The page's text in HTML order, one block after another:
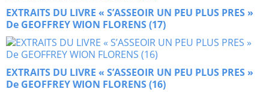
EXTRAITS DU LIVRE « S’ASSEOIR UN PEU PLUS PRES »
De GEOFFREY WION FLORENS (17)
EXTRAITS DU LIVRE « S’ASSEOIR UN PEU PLUS PRES »
De GEOFFREY WION FLORENS (16)